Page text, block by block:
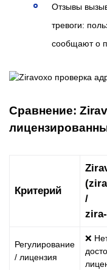
Отзывы
тревоги:
сообщают о
Сравнение:
Критерий
/
Регулирование
/ лицензия
❌